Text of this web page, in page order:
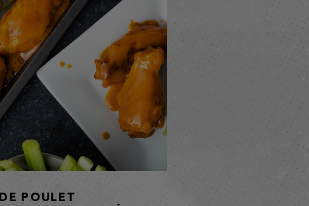
POULET